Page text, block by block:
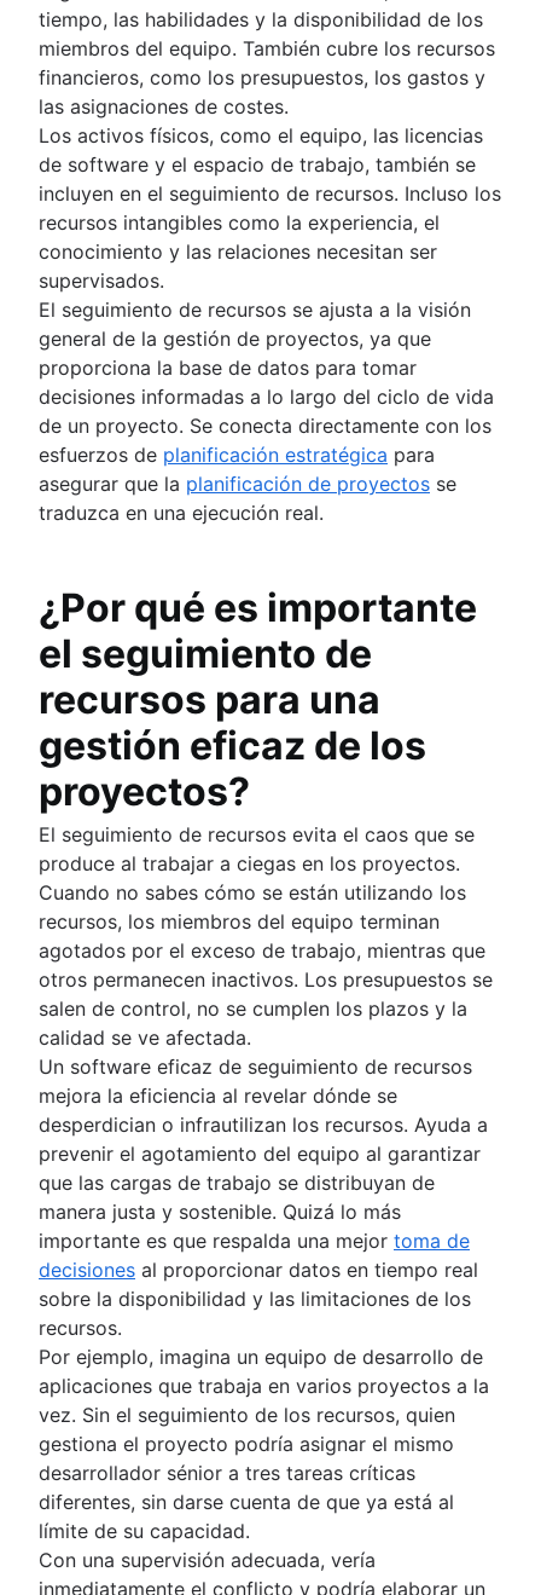
Diagramas de UML
Diagrama SIPOC
Estructura de desglose del trabajo
Diagrama de espagueti
Diagramas de flujo de datos (DFD):
componentes clave
Diagrama de relaciones entre entidades
bases de datos de Confluence
Comunicación colaborativa
Colaboración de Equipos
Consejos de colaboración de usuarios
Creación colaborativa de contenido
Técnica de grupo nominal
Autogestión
Gestión de proyectos en equipo
EQUIPOS MULTIFUNCIONALES
Presentación
Colaboración interdisciplinar
Proceso de aprobaciones
Comunicación entre el equipo y las partes
interesadas
Prácticas recomendadas para la lluvia de ideas
Presentación
Técnicas de lluvia de ideas
Sesión de lluvia de ideas
Lluvia de ideas con las pizarras de
(próximamente)
Reuniones de equipo eficaces
Presentación
Reuniones colaborativas
Cómo hacer menos reuniones
Notas y órdenes del día de las reuniones
Cadencia de reuniones
Reflexiones de las reuniones
Gestión y liderazgo de equipos
Presentación
Presentación
Retrospectivas de proyectos
Documentación del proyecto
Estatuto de equipo
Teoría de las partes interesadas
Plan de comunicación
Actividades de implicación de los
Reconocimiento de los empleados
Estilos de gestión
Productividad en el trabajo
Superar la falta de comunicación
Estructura organizativa funcional
Modelos
Codirección
Presentación
Introducir vídeo en las páginas para mejorar el
intercambio de conocimientos
Gestionar notificaciones y alertas
Base de conocimientos centralizada
Cultura de intercambio de conocimientos
Documentación
Presentación
Importancia de la documentación
Estándares de documentación
Procedimientos operativos estándar
Documentación de los procesos
Cómo crear para tu equipo una única
información o SSoT (Single Source of
Almacenamiento y seguimiento de
Documentación del producto
Documento de diseño de software
Plan de trabajo
Presentación
Red social corporativa
Project closure
¿En qué consiste el cierre del proyecto?
tiempo, las habilidades y la disponibilidad de los
miembros del equipo. También cubre los recursos
financieros, como los presupuestos, los gastos y
las asignaciones de costes.
Los activos físicos, como el equipo, las licencias
de software y el espacio de trabajo, también se
incluyen en el seguimiento de recursos. Incluso los
recursos intangibles como la experiencia, el
conocimiento y las relaciones necesitan ser
supervisados.
El seguimiento de recursos se ajusta a la visión
general de la gestión de proyectos, ya que
proporciona la base de datos para tomar
decisiones informadas a lo largo del ciclo de vida
de un proyecto. Se conecta directamente con los
esfuerzos de planificación estratégica para
asegurar que la planificación de proyectos se
traduzca en una ejecución real.
¿Por qué es importante
el seguimiento de
recursos para una
gestión eficaz de los
proyectos?
El seguimiento de recursos evita el caos que se
produce al trabajar a ciegas en los proyectos.
Cuando no sabes cómo se están utilizando los
recursos, los miembros del equipo terminan
agotados por el exceso de trabajo, mientras que
otros permanecen inactivos. Los presupuestos se
salen de control, no se cumplen los plazos y la
calidad se ve afectada.
Un software eficaz de seguimiento de recursos
mejora la eficiencia al revelar dónde se
desperdician o infrautilizan los recursos. Ayuda a
prevenir el agotamiento del equipo al garantizar
que las cargas de trabajo se distribuyan de
manera justa y sostenible. Quizá lo más
importante es que respalda una mejor toma de
decisiones al proporcionar datos en tiempo real
sobre la disponibilidad y las limitaciones de los
recursos.
Por ejemplo, imagina un equipo de desarrollo de
aplicaciones que trabaja en varios proyectos a la
vez. Sin el seguimiento de los recursos, quien
gestiona el proyecto podría asignar el mismo
desarrollador sénior a tres tareas críticas
diferentes, sin darse cuenta de que ya está al
límite de su capacidad.
Con una supervisión adecuada, vería
inmediatamente el conflicto y podría elaborar un